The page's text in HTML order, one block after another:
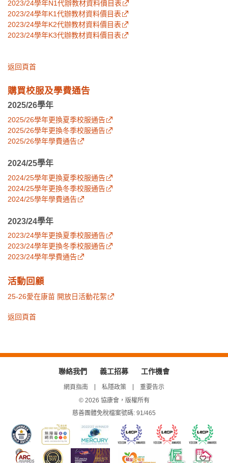
2023/24學年N1代辦教材資料價目表
2023/24學年K1代辦教材資料價目表
2023/24學年K2代辦教材資料價目表
2023/24學年K3代辦教材資料價目表
返回頁首
購買校服及學費通告
2025/26學年
2025/26學年更換夏季校服通告
2025/26學年更換冬季校服通告
2025/26學年學費通告
2024/25學年
2024/25學年更換夏季校服通告
2024/25學年更換冬季校服通告
2024/25學年學費通告
2023/24學年
2023/24學年更換夏季校服通告
2023/24學年更換冬季校服通告
2023/24學年學費通告
活動回顧
25-26愛在康苗 開放日活動花絮
返回頁首
聯絡我們 義工招募 工作機會
網頁指南 私隱政策
重要告示
© 2026 協康會，版權所有
慈善團體免稅檔案號碼: 91/465